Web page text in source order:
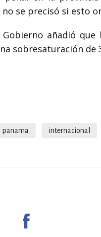
se precisó si esto
añadió que
sobresaturación de
panama internacional